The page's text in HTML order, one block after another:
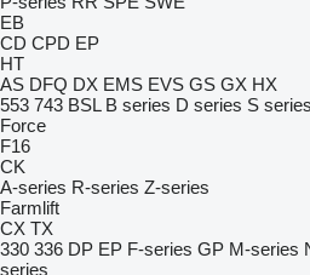
EB
CD CPD EP
HT
AS DFQ DX EMS EVS GS GX HX
553 743 BSL B series D series S series
Force
F16
CK
A-series R-series Z-series
Farmlift
CX TX
330 336 DP EP F-series GP M-series
series